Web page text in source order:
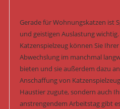
Gerade für Wohnungskatzen ist
und geistigen Auslastung
Katzenspielzeug können Sie
Abwechslung im manchmal
bieten und sie außerdem dazu
Anschaffung von
Haustier zugute, sondern auch
anstrengendem Arbeitstag gibt